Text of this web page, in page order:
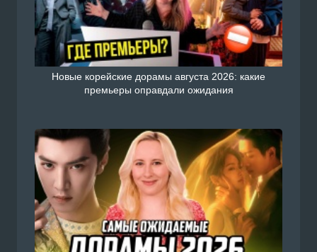
Новые корейские дорамы августа 2026: какие
премьеры оправдали ожидания